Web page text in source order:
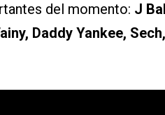
del momento: J
Daddy Yankee,